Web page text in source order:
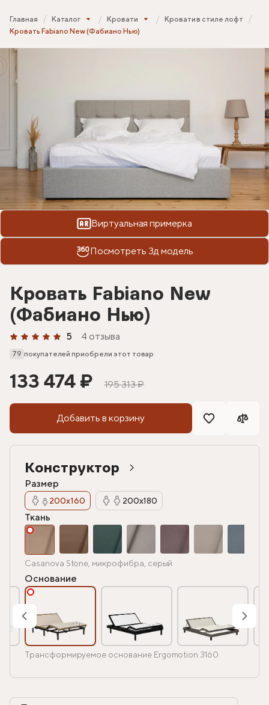
Главная Каталог Кровати
Кровати в стиле лофт
Кровать Fabiano New (Фабиано Нью)
Виртуальная примерка
Посмотреть 3д модель
Кровать Fabiano New
(Фабиано Нью)
5 4 отзыва
79 покупателей приобрели этот товар
133 474 ₽ 195 313 ₽
Добавить в корзину
Конструктор
Размер
200х160 200х180
Ткань
Casanova Stone, микрофибра, серый
Основание
Трансформируемое основание Ergomotion 3160